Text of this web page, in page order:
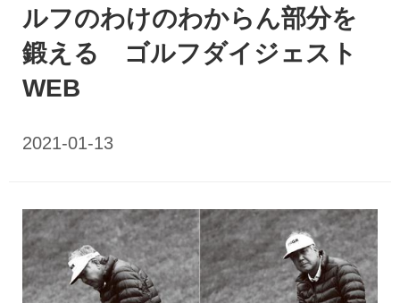
ルフのわけのわからん部分を
鍛える ゴルフダイジェスト
WEB